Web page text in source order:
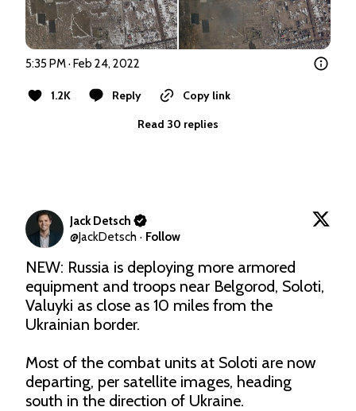
5:35 PM · Feb 24, 2022
1.2K Reply
Copy link
Read 30 replies
Jack Detsch
@JackDetsch · Follow
NEW: Russia is deploying more armored
equipment and troops near Belgorod, Soloti,
Valuyki as close as 10 miles from the
Ukrainian border.
Most of the combat units at Soloti are now
departing, per satellite images, heading
south in the direction of Ukraine.